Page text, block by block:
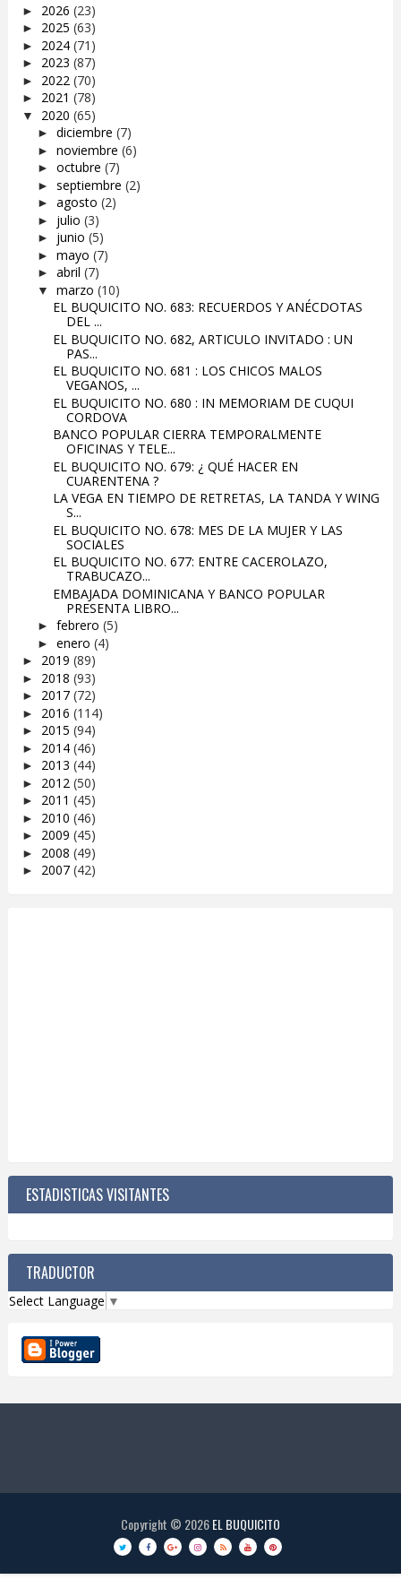
► 2026 (23)
► 2025 (63)
► 2024 (71)
► 2023 (87)
► 2022 (70)
► 2021 (78)
▼ 2020 (65)
► diciembre (7)
► noviembre (6)
► octubre (7)
► septiembre (2)
► agosto (2)
► julio (3)
► junio (5)
► mayo (7)
► abril (7)
▼ marzo (10)
EL BUQUICITO NO. 683: RECUERDOS Y ANÉCDOTAS
DEL ...
EL BUQUICITO NO. 682, ARTICULO INVITADO : UN
PAS...
EL BUQUICITO NO. 681 : LOS CHICOS MALOS
VEGANOS, ...
EL BUQUICITO NO. 680 : IN MEMORIAM DE CUQUI
CORDOVA
BANCO POPULAR CIERRA TEMPORALMENTE
OFICINAS Y TELE...
EL BUQUICITO NO. 679: ¿ QUÉ HACER EN
CUARENTENA ?
LA VEGA EN TIEMPO DE RETRETAS, LA TANDA Y WING
S...
EL BUQUICITO NO. 678: MES DE LA MUJER Y LAS
SOCIALES
EL BUQUICITO NO. 677: ENTRE CACEROLAZO,
TRABUCAZO...
EMBAJADA DOMINICANA Y BANCO POPULAR
PRESENTA LIBRO...
► febrero (5)
► enero (4)
► 2019 (89)
► 2018 (93)
► 2017 (72)
► 2016 (114)
► 2015 (94)
► 2014 (46)
► 2013 (44)
► 2012 (50)
► 2011 (45)
► 2010 (46)
► 2009 (45)
► 2008 (49)
► 2007 (42)
ESTADISTICAS VISITANTES
TRADUCTOR
Select Language ▼
Copyright © 2026EL BUQUICITO